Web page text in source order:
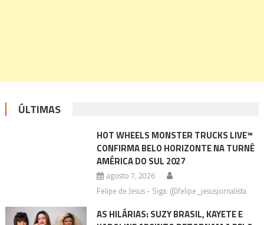
ÚLTIMAS
HOT WHEELS MONSTER TRUCKS LIVE™
CONFIRMA BELO HORIZONTE NA TURNÊ
AMÉRICA DO SUL 2027
agosto 7, 2026
Felipe de Jesus - Siga: @felipe_jesusjornalista
AS HILÁRIAS: SUZY BRASIL, KAYETE E